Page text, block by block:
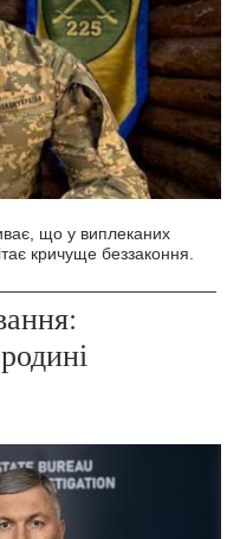
що у виплеканих
кричуще беззаконня.